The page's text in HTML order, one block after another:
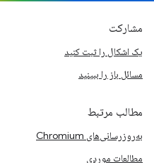
مشارکت
یک اشکال را ثبت کنید
مسائل باز را ببینید
مطالب مرتبط
به‌روزرسانی‌های Chromium
مطالعات موردی